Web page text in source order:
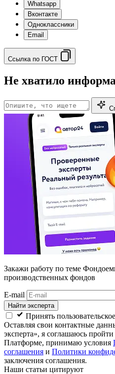
Whatsapp
Вконтакте
Одноклассники
Email
Ссылка по ГОСТ
Не хватило
Закажи работу по теме
производственных фондов
E-mail
Найти эксперта
Принять
Оставляя свои контактные
эксперта», я соглашаюсь
Платформе, принимаю условия
соглашения и Политики
заключения соглашения.
Наши статьи цитируют